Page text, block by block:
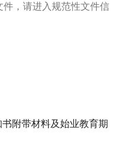
，请进入规范性文件信
附带材料及始业教育期